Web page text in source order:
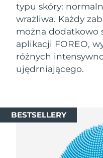
typu skóry:
wrażliwa. Każdy
można dodatkowo
aplikacji FOREO,
różnych
ujędrniającego.
BESTSELLERY